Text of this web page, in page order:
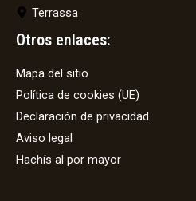
Terrassa
Otros enlaces:
Mapa del sitio
Política de cookies (UE)
Declaración de privacidad
Aviso legal
Hachís al por mayor